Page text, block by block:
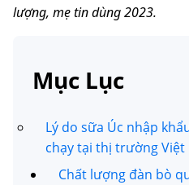
lượng, mẹ tin dùng 2023.
Mục Lục
Lý do sữa Úc nhập
chạy tại thị trường Việt
Chất lượng đàn bò